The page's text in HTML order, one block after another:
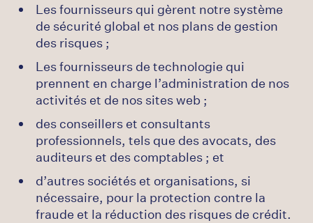
Les fournisseurs qui gèrent notre système
de sécurité global et nos plans de gestion
des risques ;
Les fournisseurs de technologie qui
prennent en charge l’administration de nos
activités et de nos sites web ;
des conseillers et consultants
professionnels, tels que des avocats, des
auditeurs et des comptables ; et
d’autres sociétés et organisations, si
nécessaire, pour la protection contre la
fraude et la réduction des risques de crédit.